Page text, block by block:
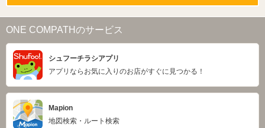
ONE COMPATHのサービス
シュフーチラシアプリ
アプリならお気に入りのお店がすぐに見つかる！
Mapion
地図検索・ルート検索